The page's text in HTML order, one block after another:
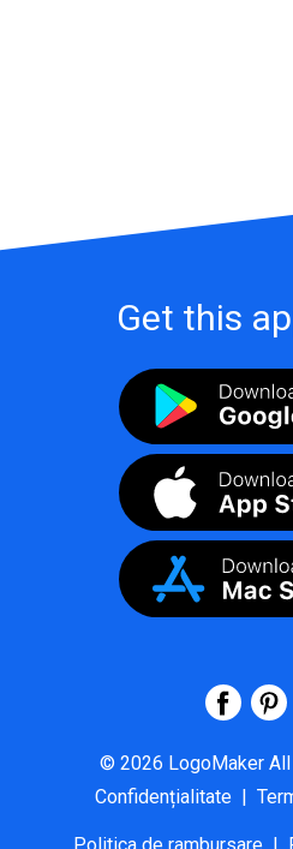
Get this
© 2026 LogoMaker
Confidențialitate |